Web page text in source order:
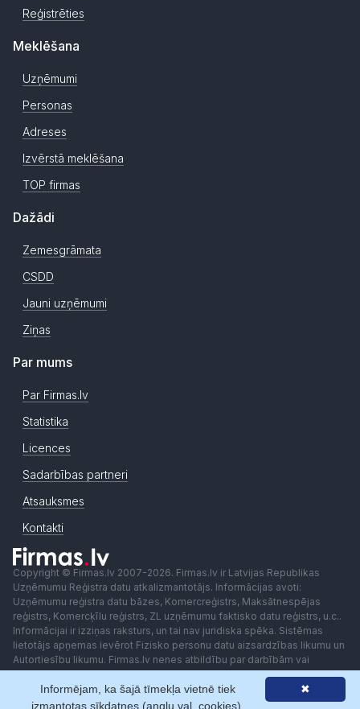
Reģistrēties
Meklēšana
Uzņēmumi
Personas
Adreses
Izvērstā meklēšana
TOP firmas
Dažādi
Zemesgrāmata
CSDD
Jauni uzņēmumi
Ziņas
Par mums
Par Firmas.lv
Statistika
Licences
Sadarbības partneri
Atsauksmes
Kontakti
Copyright © Firmas.lv 2007-2026. Firmas.lv ir Latvijas Republikas
Uzņēmumu Reģistra datu atkalizmantotājs. Informācijas avoti:
Uzņēmumu reģistra datu bāzes, Komercreģistrs, Maksātnespējas
reģistrs, Komercķīlu reģistrs, ZL uzņēmumu faktisko datu reģistrs, u.c..
Informācijai ir izziņas raksturs, un tai nav juridiska spēka. Sistēmas
lietotājs apņemas ievērot Fizisko personu datu aizsardzības likumu un
Autortiesību likumu. Firmas.lv nenes atbildību par darbībām vai
lēmumiem, kas balstīti uz saņemto pakalpojumu. Lietotājam aizliegts
izmantot jebkādas automatizētas sistēmas vai iekārtas (robotus)
piekļuvei sistēmai bez rakstiskas saskaņošanas ar Firmas.lv. Galvenā
✖
Informējam, ka šajā tīmekļa vietnē tiek
izmantotas sīkdatnes (angļu val. cookies).